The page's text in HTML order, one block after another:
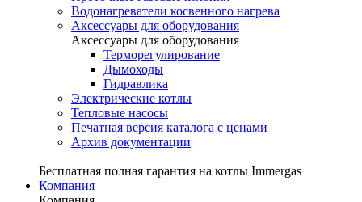
Водонагреватели косвенного нагрева
Аксессуары для оборудования
Аксессуары для оборудования
Терморегулирование
Дымоходы
Гидравлика
Электрические котлы
Тепловые насосы
Печатная версия каталога с ценами
Архив документации
Бесплатная полная гарантия на котлы Immergas
Компания